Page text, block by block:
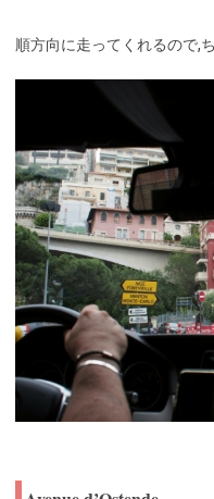
順方向に走ってくれるので,